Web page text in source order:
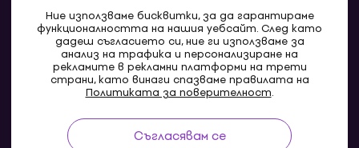
Ние използваме бисквитки, за да гарантираме
функционалността на нашия уебсайт. След като
дадеш съгласието си, ние ги използваме за
анализ на трафика и персонализиране на
рекламите в рекламни платформи на трети
страни, като винаги спазваме правилата на
Политиката за поверителност.
Съгласявам се
MK